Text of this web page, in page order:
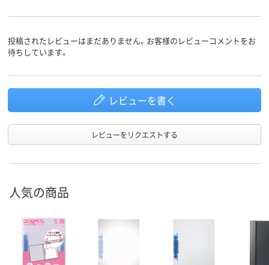
商品環境
スコア
投稿されたレビューはまだありません。お客様のレビューコメントをお
待ちしています。
レビューを書く
レビューをリクエストする
人気の商品